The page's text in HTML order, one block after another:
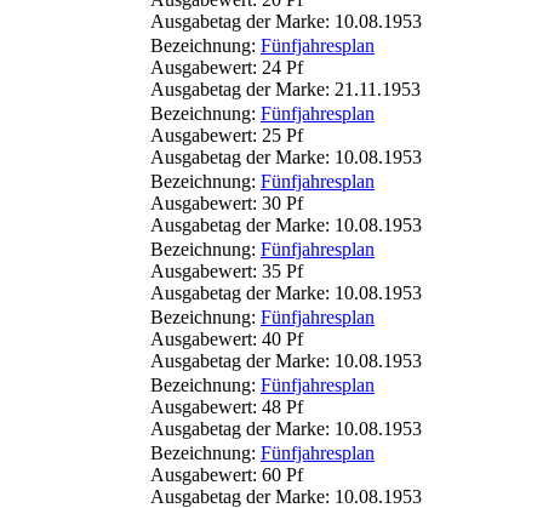
Ausgabetag der Marke: 10.08.1953
Bezeichnung: Fünfjahresplan
Ausgabewert: 24 Pf
Ausgabetag der Marke: 21.11.1953
Bezeichnung: Fünfjahresplan
Ausgabewert: 25 Pf
Ausgabetag der Marke: 10.08.1953
Bezeichnung: Fünfjahresplan
Ausgabewert: 30 Pf
Ausgabetag der Marke: 10.08.1953
Bezeichnung: Fünfjahresplan
Ausgabewert: 35 Pf
Ausgabetag der Marke: 10.08.1953
Bezeichnung: Fünfjahresplan
Ausgabewert: 40 Pf
Ausgabetag der Marke: 10.08.1953
Bezeichnung: Fünfjahresplan
Ausgabewert: 48 Pf
Ausgabetag der Marke: 10.08.1953
Bezeichnung: Fünfjahresplan
Ausgabewert: 60 Pf
Ausgabetag der Marke: 10.08.1953